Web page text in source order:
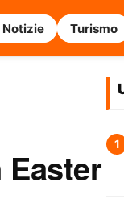
Notizie Turismo
1